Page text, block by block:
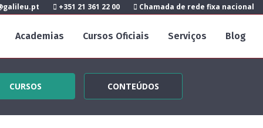
+351 21 361 22 00 Chamada de rede fixa nacional
Academias Cursos Oficiais Serviços Blog
CURSOS CONTEÚDOS